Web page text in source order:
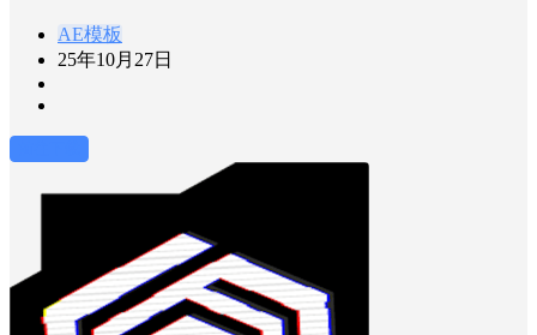
AE模板
25年10月27日